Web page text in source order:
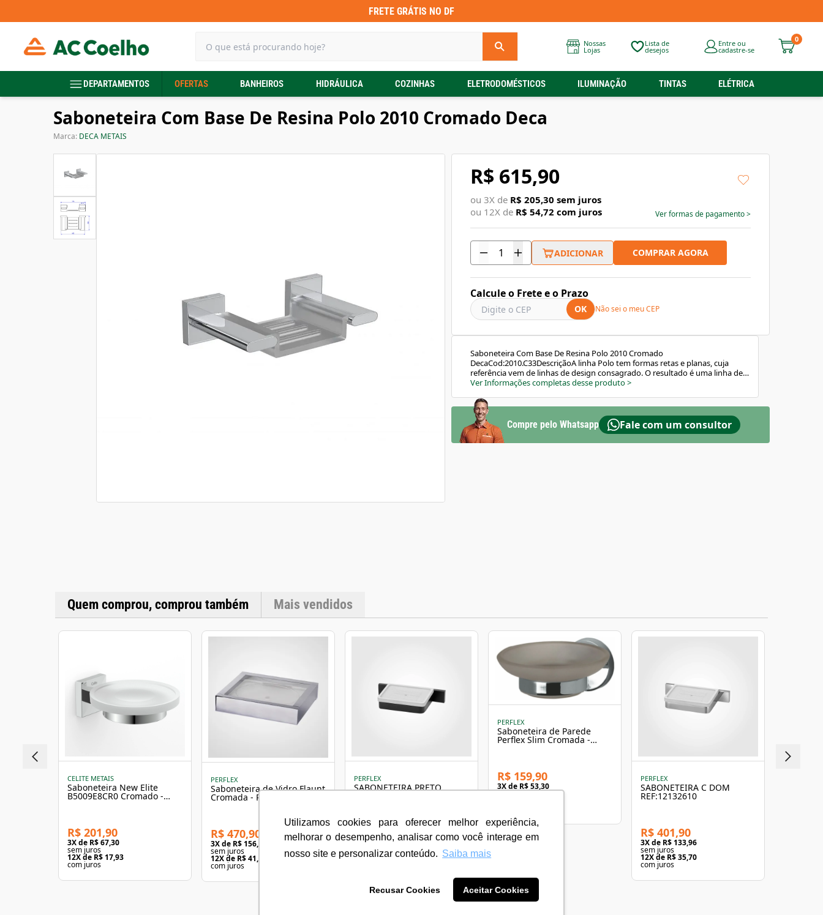
Utilizamos cookies para oferecer melhor experiência,
melhorar o desempenho, analisar como você interage em
nosso site e personalizar conteúdo. Saiba mais
Recusar Cookies Aceitar Cookies
FRETE GRÁTIS NO DF
Nossas
Lojas
Lista de
desejos
Entre ou
cadastre-se
0
DEPARTAMENTOS OFERTAS BANHEIROS HIDRÁULICA COZINHAS ELETRODOMÉSTICOS ILUMINAÇÃO TINTAS ELÉTRICA
Saboneteira Com Base De Resina Polo 2010 Cromado Deca
Marca: DECA METAIS
R$ 615,90
ou 3X de R$ 205,30 sem juros
ou 12X de R$ 54,72 com juros Ver formas de pagamento>
ADICIONAR COMPRAR AGORA
Calcule o Frete e o Prazo
OK Não sei o meu CEP
Saboneteira Com Base De Resina Polo 2010 Cromado
DecaCod:2010.C33DescriçãoA linha Polo tem formas retas e planas, cuja
referência vem de linhas de design consagrado. O resultado é uma linha de
desenho leve, contemporâneo e versátil, perfeita para ambientes pautados
remoção e limpeza.Sistema de fixação com furos oblongos, garantia de
fixação firme e com fácil ajuste fino tanto na vertical, quanto na
horizontal.CaracterísticaLinha do produto: PoloComposição Básica: Liga de
Cobre (bronze e latão), Plásticos de EngenhariaIndicação de uso:
ResidencialAplicação: ParedeUso PCD: NãoAltura: 4,4 cmLargura: 10
Ver Informações completas desse produto>
Compre pelo Whatsapp Fale com um consultor
Quem comprou, comprou também Mais vendidos
CELITE METAIS
Saboneteira New Elite
B5009E8CR0 Cromado -
R$ 201,90
3X de R$ 67,30
sem juros
12X de R$ 17,93
com juros
PERFLEX
Saboneteira de Vidro Flaunt
Cromada - Perflex
R$ 470,90
3X de R$ 156,96
sem juros
12X de R$ 41,83
com juros
PERFLEX
SABONETEIRA PRETO
R$ 541,90
3X deR$ 180,63
sem juros
12X deR$ 48,14
PERFLEX
Saboneteira de Parede
Perflex Slim Cromada -
R$ 159,90
3X de R$ 53,30
sem juros
PERFLEX
SABONETEIRA C DOM
REF:12132610
R$ 401,90
3X de R$ 133,96
sem juros
12X de R$ 35,70
com juros